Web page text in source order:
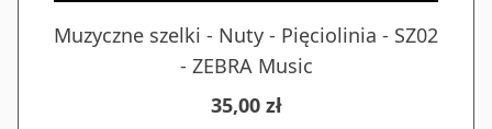
Muzyczne szelki - Nuty - Pięciolinia - SZ02
- ZEBRA Music
35,00 zł